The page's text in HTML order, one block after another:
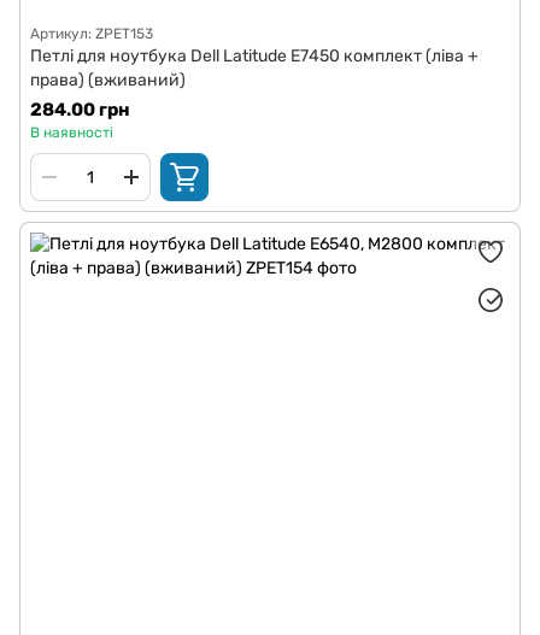
Артикул: ZPET153
Петлі для ноутбука Dell Latitude E7450 комплект (ліва +
права) (вживаний)
284.00 грн
В наявності